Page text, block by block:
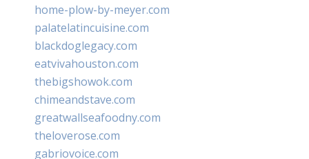
home-plow-by-meyer.com
palatelatincuisine.com
blackdoglegacy.com
eatvivahouston.com
thebigshowok.com
chimeandstave.com
greatwallseafoodny.com
theloverose.com
gabriovoice.com